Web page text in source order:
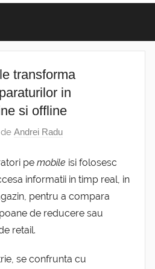
transforma
in
si offline
de Andrei Radu
pe mobile isi folosesc
informatii in timp real, in
pentru a compara
de reducere sau
retail.
se confrunta cu